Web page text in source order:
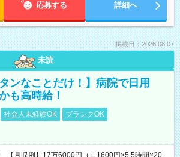
応募する 詳細へ
掲載日：2026.08.07
未読
ンなことだけ！】病院で日用
も高時給！
社会人未経験OK
ブランクOK
【月収例】17万6000円（＝1600円×5.5時間×20